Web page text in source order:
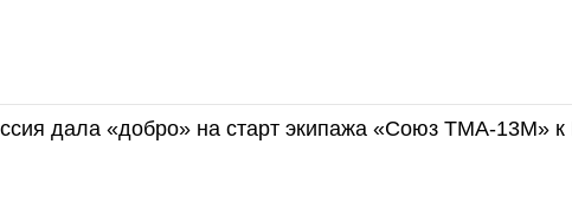
дала «добро» на старт экипажа «Союз ТМА-13М»